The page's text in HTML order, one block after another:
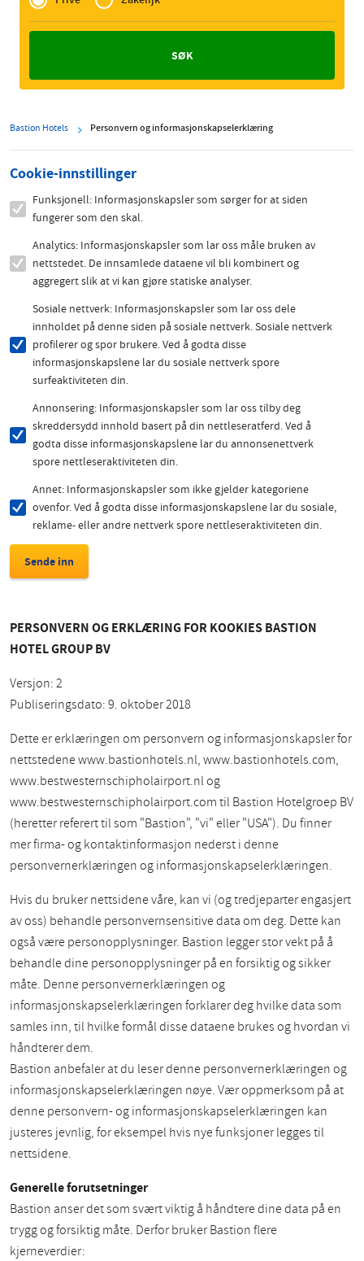
Zakelijk
Bastion Hotels Personvern og informasjonskapselerklæring
Cookie-innstillinger
Funksjonell: Informasjonskapsler som sørger for at siden
fungerer som den skal.
Analytics: Informasjonskapsler som lar oss måle bruken av
nettstedet. De innsamlede dataene vil bli kombinert og
aggregert slik at vi kan gjøre statiske analyser.
Sosiale nettverk: Informasjonskapsler som lar oss dele
innholdet på denne siden på sosiale nettverk. Sosiale nettverk
profilerer og spor brukere. Ved å godta disse
informasjonskapslene lar du sosiale nettverk spore
surfeaktiviteten din.
Annonsering: Informasjonskapsler som lar oss tilby deg
skreddersydd innhold basert på din nettleseratferd. Ved å
godta disse informasjonskapslene lar du annonsenettverk
spore nettleseraktiviteten din.
Annet: Informasjonskapsler som ikke gjelder kategoriene
ovenfor. Ved å godta disse informasjonskapslene lar du sosiale,
reklame- eller andre nettverk spore nettleseraktiviteten din.
PERSONVERN OG ERKLÆRING FOR KOOKIES BASTION
HOTEL GROUP BV
Versjon: 2
Publiseringsdato: 9. oktober 2018
Dette er erklæringen om personvern og informasjonskapsler for
nettstedene www.bastionhotels.nl, www.bastionhotels.com,
www.bestwesternschipholairport.nl og
www.bestwesternschipholairport.com til Bastion Hotelgroep BV
(heretter referert til som "Bastion", "vi" eller "USA"). Du finner
mer firma- og kontaktinformasjon nederst i denne
personvernerklæringen og informasjonskapselerklæringen.
Hvis du bruker nettsidene våre, kan vi (og tredjeparter engasjert
av oss) behandle personvernsensitive data om deg. Dette kan
også være personopplysninger. Bastion legger stor vekt på å
behandle dine personopplysninger på en forsiktig og sikker
måte. Denne personvernerklæringen og
informasjonskapselerklæringen forklarer deg hvilke data som
samles inn, til hvilke formål disse dataene brukes og hvordan vi
håndterer dem.
Bastion anbefaler at du leser denne personvernerklæringen og
informasjonskapselerklæringen nøye. Vær oppmerksom på at
denne personvern- og informasjonskapselerklæringen kan
justeres jevnlig, for eksempel hvis nye funksjoner legges til
nettsidene.
Generelle forutsetninger
Bastion anser det som svært viktig å håndtere dine data på en
trygg og forsiktig måte. Derfor bruker Bastion flere
kjerneverdier: